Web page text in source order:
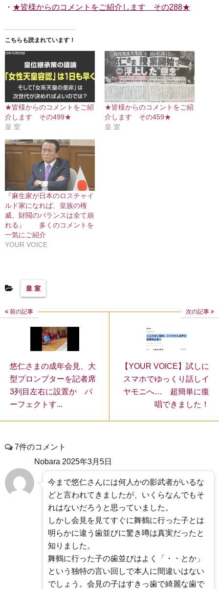
・ ★皆様からのコメントをご紹介します その288★
こちらも読まれています！
★皆様からのコメントをご紹
介します その499★
皇 室
★皆様からのコメントをご紹
介します その459★
皇 室
『麻生家が日本のロスチャイ
ルド家になれば、皇族の権
威、財閥のバランスは全て崩
れる』 多くのコメントを
一気にご紹介
YOUR VOICE
皇 室
前の記事
悠仁さまの成年会見、大
型プロンプターを記者席
3列目左右に設置か パ
ーフェクトす...
次の記事
【YOUR VOICE】試しに
スマホでゆっくり話しイ
ヤモニへ… 超簡単に復
唱できました！
7件のコメント
Nobara 2025年3月5日
今まで悠仁さんには何人かの影武者がいるな
どと言われてきましたが、いくらなんでもそ
れはないだろうと思っていました。
しかし会見を見てすぐに舞鶴に行った子とは
明らかに違う歯並びに驚き噂は真実だったと
知りました。
舞鶴に行った子の歯並びはよく「・・とか」
という独特の言い回しで本人に間違いはない
でしょう。会見の子はすきっ歯で綺麗な歯で